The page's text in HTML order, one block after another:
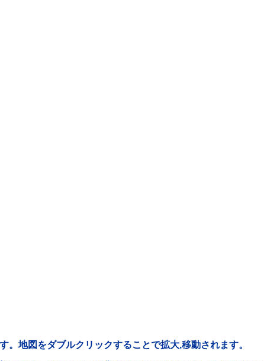
。地図をダブルクリックすることで拡大,移動されます。